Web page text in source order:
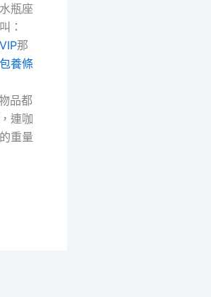
瓶座
：
那
包養條
品都
連咖
重量